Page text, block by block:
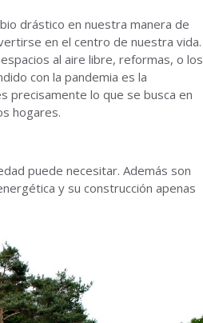
drástico en nuestra manera de
en el centro de nuestra vida.
al aire libre, reformas, o los
con la pandemia es la
precisamente lo que se busca en
hogares.
puede necesitar. Además son
y su construcción apenas